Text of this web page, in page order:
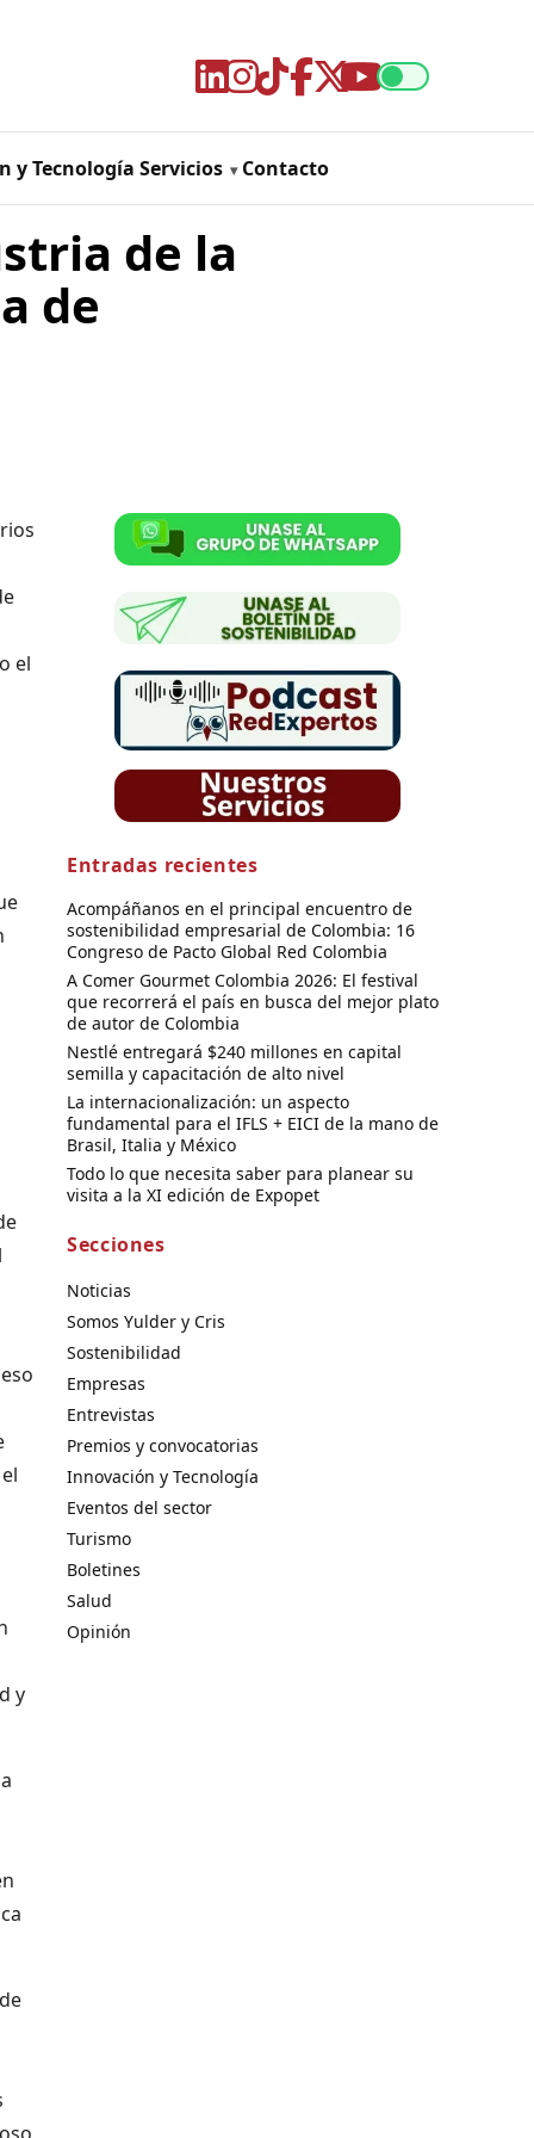
y Tecnología Servicios Contacto
de la
de
el
y
Entradas recientes
Acompáñanos en el principal encuentro de
sostenibilidad empresarial de Colombia: 16
Congreso de Pacto Global Red Colombia
A Comer Gourmet Colombia 2026: El festival
que recorrerá el país en busca del mejor plato
de autor de Colombia
Nestlé entregará $240 millones en capital
semilla y capacitación de alto nivel
La internacionalización: un aspecto
fundamental para el IFLS + EICI de la mano de
Brasil, Italia y México
Todo lo que necesita saber para planear su
visita a la XI edición de Expopet
Secciones
Noticias
Somos Yulder y Cris
Sostenibilidad
Empresas
Entrevistas
Premios y convocatorias
Innovación y Tecnología
Eventos del sector
Turismo
Boletines
Salud
Opinión